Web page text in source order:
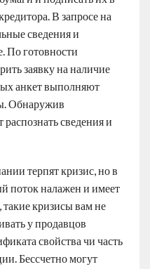
В запросе на
сведения и
По готовности
заявку на наличие
анкет выполняют
Обнаружив
распознать сведения и
терпят кризис, но в
поток налажен и имеет
кризисы вам не
у продавцов
свойства чи часть
Бессчетно могут